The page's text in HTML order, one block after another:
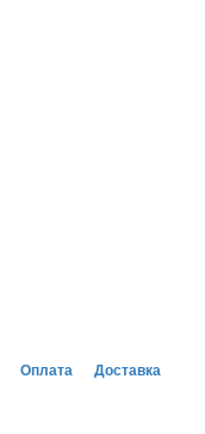
Оплата Доставка